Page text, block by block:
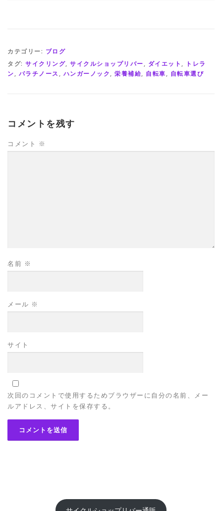
カテゴリー: ブログ
タグ: サイクリング, サイクルショップリバー, ダイエット , トレラ
ン, パラチノース , ハンガーノック, 栄養補給, 自転車, 自転車選び
コメントを残す
コメント ※
名前 ※
メール ※
サイト
次回のコメントで使用するためブラウザーに自分の名前、メー
ルアドレス、サイトを保存する。